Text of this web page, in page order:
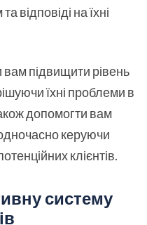
відповіді на їхні
підвищити рівень
їхні проблеми в
допомогти вам
керуючи
клієнтів.
систему